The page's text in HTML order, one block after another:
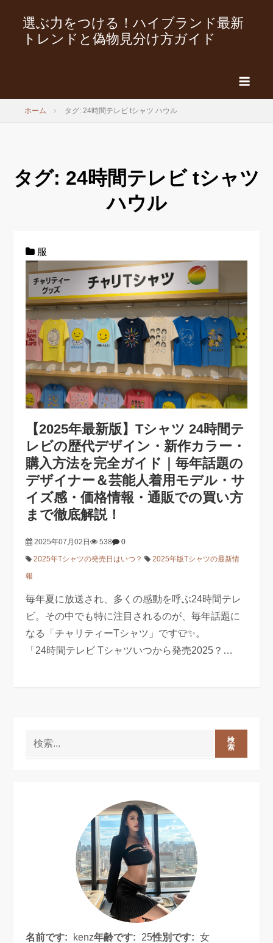
選ぶ力をつける！ハイブランド最新
トレンドと偽物見分け方ガイド
ホーム タグ: 24時間テレビ tシャツ ハウル
タグ: 24時間テレビ tシャツ
ハウル
服
【2025年最新版】Tシャツ 24時間テ
レビの歴代デザイン・新作カラー・
購入方法を完全ガイド｜毎年話題の
デザイナー＆芸能人着用モデル・サ
イズ感・価格情報・通販での買い方
まで徹底解説！
2025年07月02日 538
0
2025年Tシャツの発売日はいつ？
2025年版Tシャツの最新情
報
毎年夏に放送され、多くの感動を呼ぶ24時間テレ
ビ。その中でも特に注目されるのが、毎年話題に
なる「チャリティーTシャツ」です👕✨。
「24時間テレビ Tシャツいつから発売2025？…
検
索
名前です: kenz年齢です: 25性別です: 女